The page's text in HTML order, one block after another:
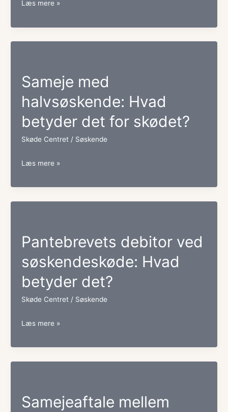
Kompensation
ved
ændret
ejerandel?
Læs mere »
Sameje med
halvsøskende: Hvad
betyder det for skødet?
Skøde Centret / Søskende
Sameje
det
for
skødet?
Læs mere »
Pantebrevets debitor ved
søskendeskøde: Hvad
betyder det?
Skøde Centret / Søskende
Pantebrevets
betyder
Læs mere »
Samejeaftale mellem